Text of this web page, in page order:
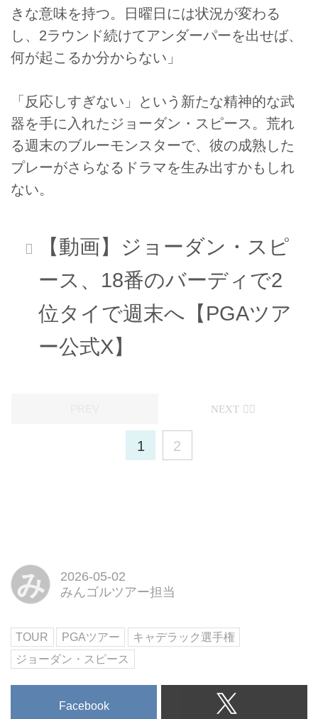
きな意味を持つ。日曜日には状況が変わる
し、2ラウンド続けてアンダーパーを出せば、
何が起こるか分からない」
「反応しすぎない」という新たな精神的な武
器を手に入れたジョーダン・スピース。荒れ
る週末のブルーモンスターで、彼の成熟した
プレーがさらなるドラマを生み出すかもしれ
ない。
【動画】ジョーダン・スピ
ース、18番のバーディで2
位タイで週末へ【PGAツア
ー公式X】
1 2
み
2026-05-02
みんゴルツアー担当
TOUR PGAツアー
キャデラック選手権
ジョーダン・スピース
Facebook